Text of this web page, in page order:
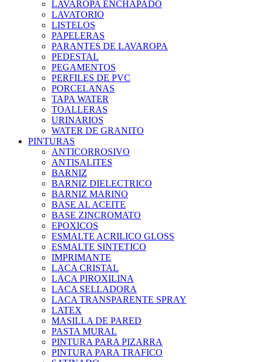
LAVAROPA ENCHAPADO
LAVATORIO
LISTELOS
PAPELERAS
PARANTES DE LAVAROPA
PEDESTAL
PEGAMENTOS
PERFILES DE PVC
PORCELANAS
TAPA WATER
TOALLERAS
URINARIOS
WATER DE GRANITO
PINTURAS
ANTICORROSIVO
ANTISALITES
BARNIZ
BARNIZ DIELECTRICO
BARNIZ MARINO
BASE AL ACEITE
BASE ZINCROMATO
EPOXICOS
ESMALTE ACRILICO GLOSS
ESMALTE SINTETICO
IMPRIMANTE
LACA CRISTAL
LACA PIROXILINA
LACA SELLADORA
LACA TRANSPARENTE SPRAY
LATEX
MASILLA DE PARED
PASTA MURAL
PINTURA PARA PIZARRA
PINTURA PARA TRAFICO